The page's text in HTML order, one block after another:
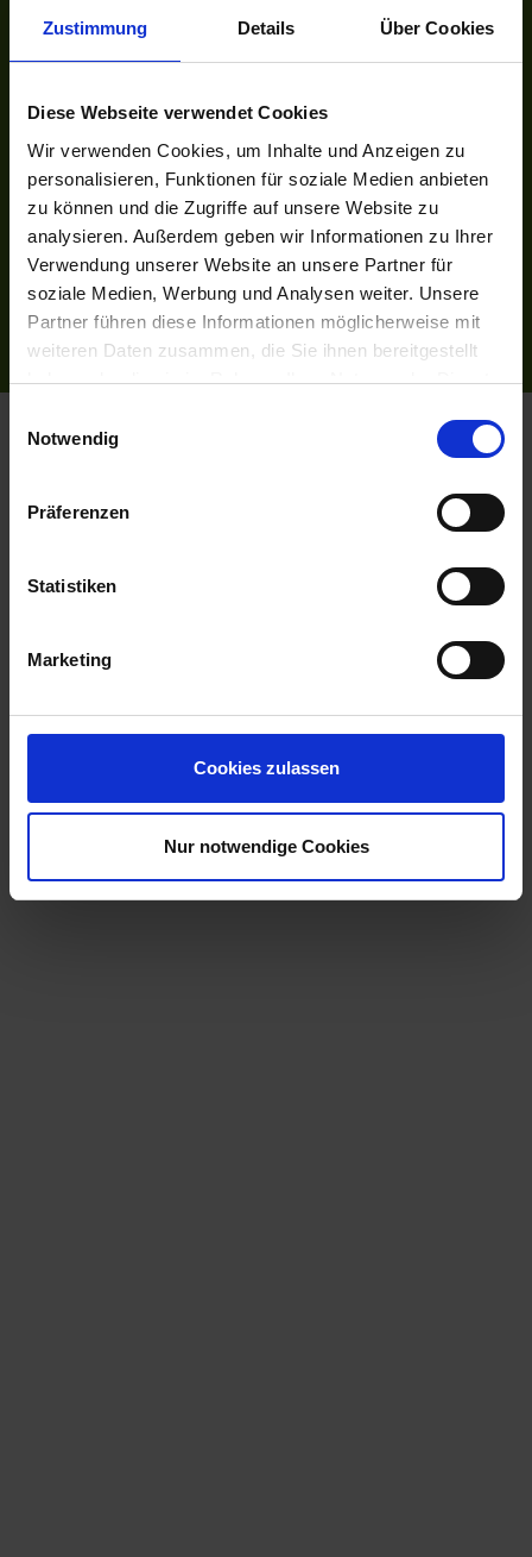
Zustimmung Details Über Cookies
Diese Webseite verwendet Cookies
Wir verwenden Cookies, um Inhalte und Anzeigen zu
personalisieren, Funktionen für soziale Medien anbieten
zu können und die Zugriffe auf unsere Website zu
analysieren. Außerdem geben wir Informationen zu Ihrer
Verwendung unserer Website an unsere Partner für
soziale Medien, Werbung und Analysen weiter. Unsere
Partner führen diese Informationen möglicherweise mit
weiteren Daten zusammen, die Sie ihnen bereitgestellt
haben oder die sie im Rahmen Ihrer Nutzung der Dienste
Notwendig
Präferenzen
Statistiken
Marketing
Cookies zulassen
Nur notwendige Cookies
Astoria.Reisen
SOCIAL
Facebook
INFORMATIONEN
Bildnachweise
Impressum
AGB
Datenschutzerklärung